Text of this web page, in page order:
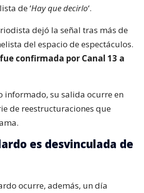
de ‘Hay que decirlo‘.
dejó la señal tras más de
del espacio de espectáculos.
confirmada por Canal 13 a
informado, su salida ocurre en
de reestructuraciones que
es desvinculada de
ocurre, además, un día